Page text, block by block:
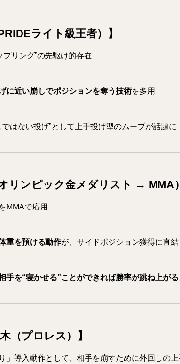
ライト級王者）】
プリング”の先駆け的存在
に近い崩しでポジションを奪う技術を多用
はない投げ”として上手投げ型のムーブが話題に
リンピック金メダリスト → MMA
MMAで応用
重を預ける動作が、サイドポジション獲得に直結
手を“寝かせる”ことができれば勝率が跳ね上がる
（プロレス）】
」導入動作として、相手を崩すために外回しの上